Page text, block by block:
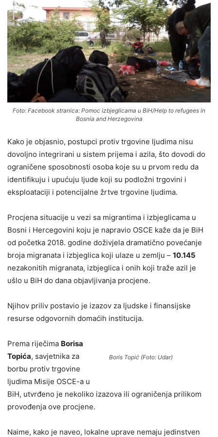
Foto: Facebook stranica: Pomoc izbjeglicama u BiH/Help to refugees in
Bosnia and Herzegovina
Kako je objasnio, postupci protiv trgovine ljudima nisu
dovoljno integrirani u sistem prijema i azila, što dovodi do
ograničene sposobnosti osoba koje su u prvom redu da
identifikuju i upućuju ljude koji su podložni trgovini i
eksploataciji i potencijalne žrtve trgovine ljudima.
Procjena situacije u vezi sa migrantima i izbjeglicama u
Bosni i Hercegovini koju je napravio OSCE kaže da je BiH
od početka 2018. godine doživjela dramatično povećanje
broja migranata i izbjeglica koji ulaze u zemlju – 10.145
nezakonitih migranata, izbjeglica i onih koji traže azil je
ušlo u BiH do dana objavljivanja procjene.
Njihov priliv postavio je izazov za ljudske i finansijske
resurse odgovornih domaćih institucija.
Boris Topić (Foto: Udar)
Prema riječima Borisa
Topića, savjetnika za
borbu protiv trgovine
ljudima Misije OSCE-a u
BiH, utvrđeno je nekoliko izazova ili ograničenja prilikom
provođenja ove procjene.
Naime, kako je naveo, lokalne uprave nemaju jedinstven